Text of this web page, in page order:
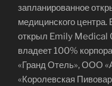
запланированное
медицинского
открыл Emily Medical
владеет 100%
«Гранд Отель», ООО
«Королевская